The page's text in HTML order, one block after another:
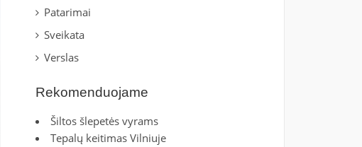
Patarimai
Sveikata
Verslas
Rekomenduojame
Šiltos šlepetės vyrams
Tepalų keitimas Vilniuje